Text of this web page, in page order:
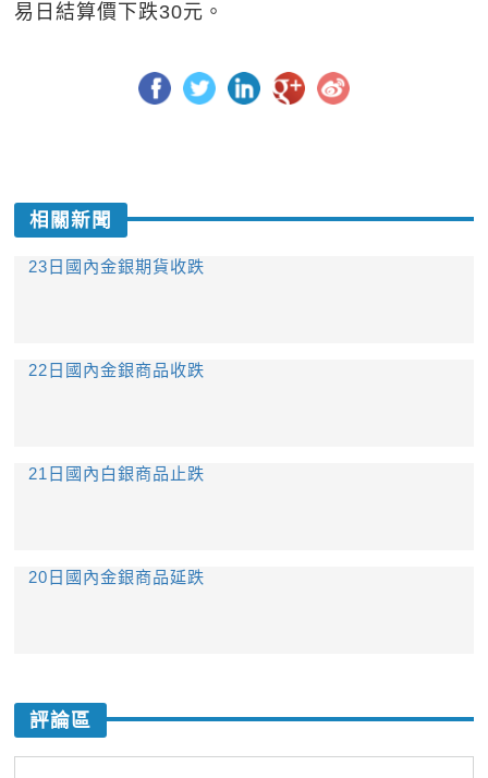
易日結算價下跌30元。
相關新聞
23日國內金銀期貨收跌
22日國內金銀商品收跌
21日國內白銀商品止跌
20日國內金銀商品延跌
評論區